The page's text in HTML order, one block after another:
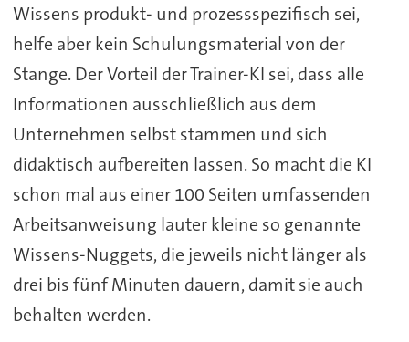
Wissens produkt- und prozessspezifisch sei,
helfe aber kein Schulungsmaterial von der
Stange. Der Vorteil der Trainer-KI sei, dass alle
Informationen ausschließlich aus dem
Unternehmen selbst stammen und sich
didaktisch aufbereiten lassen. So macht die KI
schon mal aus einer 100 Seiten umfassenden
Arbeitsanweisung lauter kleine so genannte
Wissens-Nuggets, die jeweils nicht länger als
drei bis fünf Minuten dauern, damit sie auch
behalten werden.